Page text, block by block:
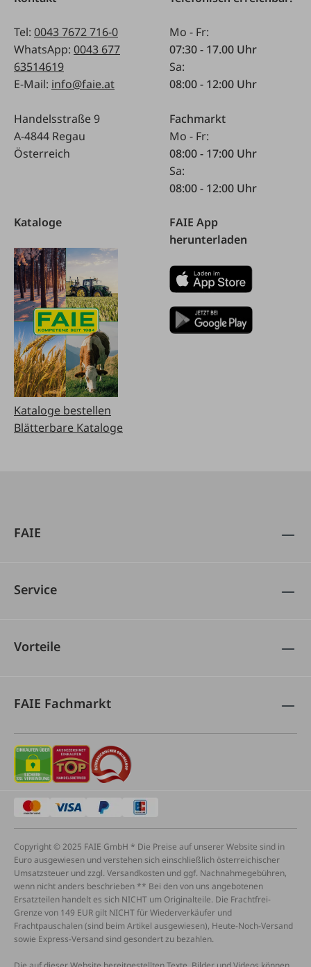
Tel: 0043 7672 716-0
WhatsApp: 0043 677
63514619
E-Mail: info@faie.at
Handelsstraße 9
A-4844 Regau
Österreich
Mo - Fr:
07:30 - 17.00 Uhr
Sa:
08:00 - 12:00 Uhr
Fachmarkt
Mo - Fr:
08:00 - 17:00 Uhr
Sa:
08:00 - 12:00 Uhr
Kataloge
Kataloge bestellen
Blätterbare Kataloge
FAIE App
herunterladen
FAIE
Service
Vorteile
FAIE Fachmarkt
Copyright © 2025 FAIE GmbH * Die Preise auf unserer Website sind in
Euro ausgewiesen und verstehen sich einschließlich österreichischer
Umsatzsteuer und zzgl. Versandkosten und ggf. Nachnahmegebühren,
wenn nicht anders beschrieben ** Bei den von uns angebotenen
Ersatzteilen handelt es sich NICHT um Originalteile. Die Frachtfrei-
Grenze von 149 EUR gilt NICHT für Wiederverkäufer und
Frachtpauschalen (sind beim Artikel ausgewiesen), Heute-Noch-Versand
sowie Express-Versand sind gesondert zu bezahlen.